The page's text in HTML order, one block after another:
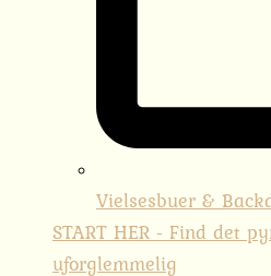
Vielsesbuer &
START HER - Find det
uforglemmelig